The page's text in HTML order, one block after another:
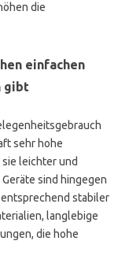
die
einfachen
gibt
sehr hohe
leichter und
sind hingegen
stabiler
langlebige
die hohe